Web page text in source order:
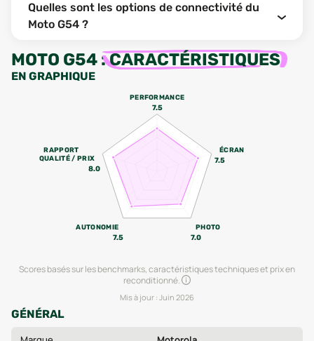
Quelles sont les options de connectivité du
Moto G54 ?
MOTO G54 :CARACTÉRISTIQUES
EN GRAPHIQUE
PERFORMANCE
7.5
ÉCRAN
7.5
PHOTO
7.0
AUTONOMIE
7.5
RAPPORT
QUALITÉ / PRIX
8.0
Scores basés sur les benchmarks, caractéristiques techniques et prix en
reconditionné.
Mis à jour : Juin 2026
GÉNÉRAL